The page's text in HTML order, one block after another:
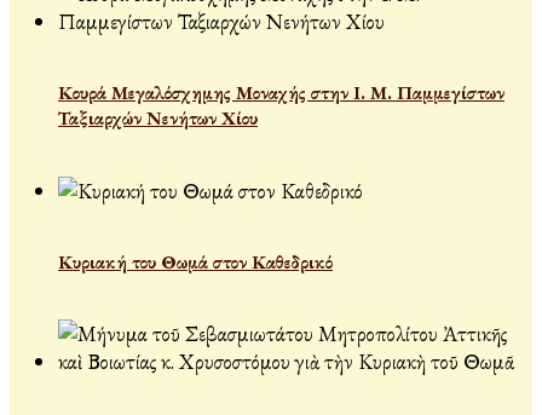
Κουρά Μεγαλόσχημης Μοναχής στην Ι. Μ. Παμμεγίστων
Ταξιαρχών Νενήτων Χίου
Κυριακή του Θωμά στον Καθεδρικό